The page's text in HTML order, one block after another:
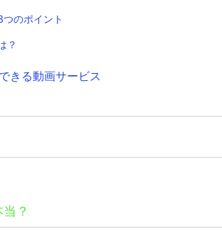
のポイント
？
きる動画サービス
？